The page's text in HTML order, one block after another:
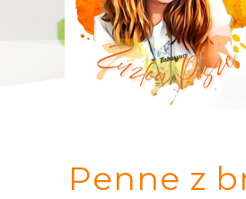
Penne z